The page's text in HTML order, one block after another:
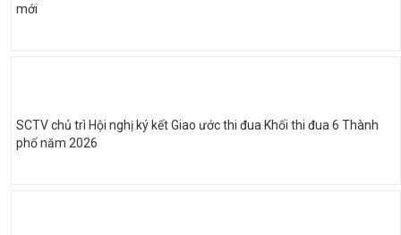
mới
SCTV chủ trì Hội nghị ký kết Giao ước thi đua Khối thi đua 6 Thành
phố năm 2026